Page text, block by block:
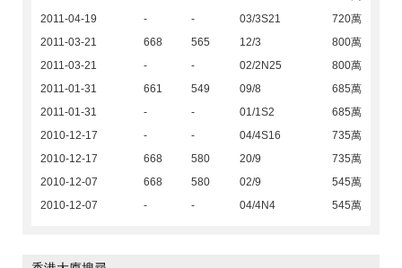
2011-04-19
- - 03/3S21
720萬
2011-03-21
668 565 12/3
800萬
2011-03-21
- - 02/2N25
800萬
2011-01-31
661 549 09/8
685萬
2011-01-31
- - 01/1S2
685萬
2010-12-17
- - 04/4S16
735萬
2010-12-17
668 580 20/9
735萬
2010-12-07
668 580 02/9
545萬
2010-12-07
- - 04/4N4 545萬